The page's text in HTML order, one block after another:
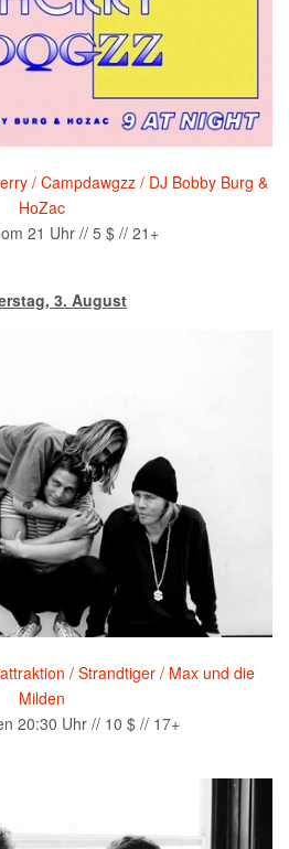
/ Campdawgzz / DJ Bobby Burg &
HoZac
21 Uhr // 5 $ // 21+
3. August
/ Strandtiger / Max und die
Milden
20:30 Uhr // 10 $ // 17+